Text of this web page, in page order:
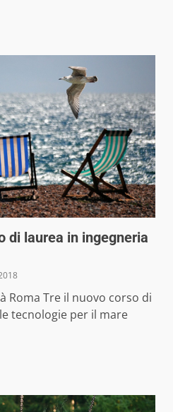
di laurea in ingegneria
Roma Tre il nuovo corso di
tecnologie per il mare